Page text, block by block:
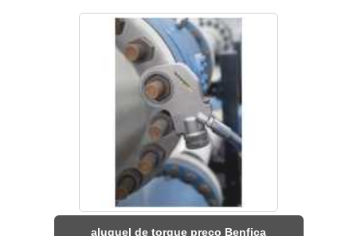
aluguel de torque preço Benfica